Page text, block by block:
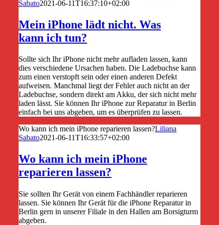
Sabato2021-06-11T16:37:10+02:00
Mein iPhone lädt nicht. Was
kann ich tun?
Sollte sich Ihr iPhone nicht mehr aufladen lassen, kann
dies verschiedene Ursachen haben. Die Ladebuchse kann
zum einen verstopft sein oder einen anderen Defekt
aufweisen. Manchmal liegt der Fehler auch nicht an der
Ladebuchse, sondern direkt am Akku, der sich nicht mehr
laden lässt. Sie können Ihr iPhone zur Reparatur in Berlin
einfach bei uns abgeben, um es überprüfen zu lassen.
Wo kann ich mein iPhone reparieren lassen?Liliana
Sabato2021-06-11T16:33:57+02:00
Wo kann ich mein iPhone
reparieren lassen?
Sie sollten Ihr Gerät von einem Fachhändler reparieren
lassen. Sie können Ihr Gerät für die iPhone Reparatur in
Berlin gern in unserer Filiale in den Hallen am Borsigturm
abgeben.